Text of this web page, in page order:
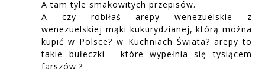
A tam tyle smakowitych przepisów.
A czy robiłaś arepy wenezuelskie z
wenezuelskiej mąki kukurydzianej, którą można
kupić w Polsce? w Kuchniach Świata? arepy to
takie bułeczki - które wypełnia się tysiącem
farszów.?